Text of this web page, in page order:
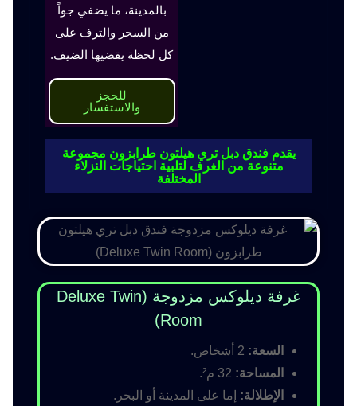
بالمدينة، ما يضفي جواً
من السحر والترف على
كل لحظة يقضيها الضيف.
للحجز
والاستفسار
يقدم فندق دبل تري هيلتون طرابزون مجموعة
متنوعة من الغرف لتلبية احتياجات النزلاء
المختلفة
غرفة ديلوكس مزدوجة (Deluxe Twin
Room)
السعة:
المساحة:
الإطلالة: إما على المدينة أو البحر.